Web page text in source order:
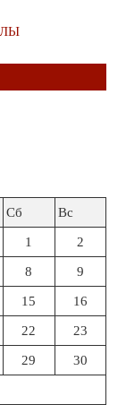
Сб Вс
1 2
8 9
15 16
22 23
29 30